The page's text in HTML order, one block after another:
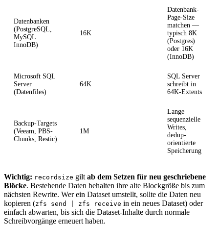
Datenbanken
(PostgreSQL,
MySQL
InnoDB)
16K
Datenbank-
Page-Size
matchen —
typisch 8K
(Postgres)
oder 16K
(InnoDB)
Microsoft SQL
Server
(Datenfiles)
64K
SQL Server
schreibt in
64K-Extents
Backup-Targets
(Veeam, PBS-
Chunks, Restic)
1M
Lange
sequenzielle
Writes,
dedup-
orientierte
Speicherung
Wichtig: recordsize giltab dem Setzen für neu geschriebene
Blöcke. Bestehende Daten behalten ihre alte Blockgröße bis zum
nächsten Rewrite. Wer ein Dataset umstellt, sollte die Daten neu
kopieren (zfs send | zfs receive in ein neues Dataset) oder
einfach abwarten, bis sich die Dataset-Inhalte durch normale
Schreibvorgänge erneuert haben.